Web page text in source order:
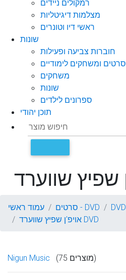
רמקולים ניידים
מצלמות דיגיטליות
ראשי דיו וטונרים
שונות
חוברות צביעה ופעילות
סרטים ומשחקים לימודיים
משחקים
שונות
ספרונים לילדים
תוכן יהודי
עמוד ראשי סרטים - DVD
אויפ'ן שפיץ שווערד DVD
Nigun Music (75 מוצרים)